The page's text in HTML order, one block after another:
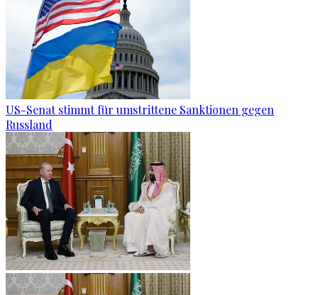
US-Senat stimmt für umstrittene Sanktionen gegen
Russland